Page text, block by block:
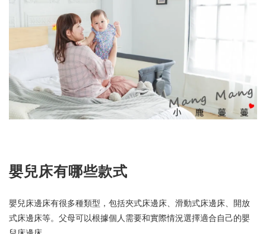
嬰兒床有哪些款式
嬰兒床邊床有很多種類型，包括夾式床邊床、滑動式床邊床、開放
式床邊床等。父母可以根據個人需要和實際情況選擇適合自己的嬰